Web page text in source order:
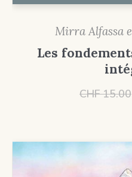
Mirra Alfassa
Les
CHF 15.00